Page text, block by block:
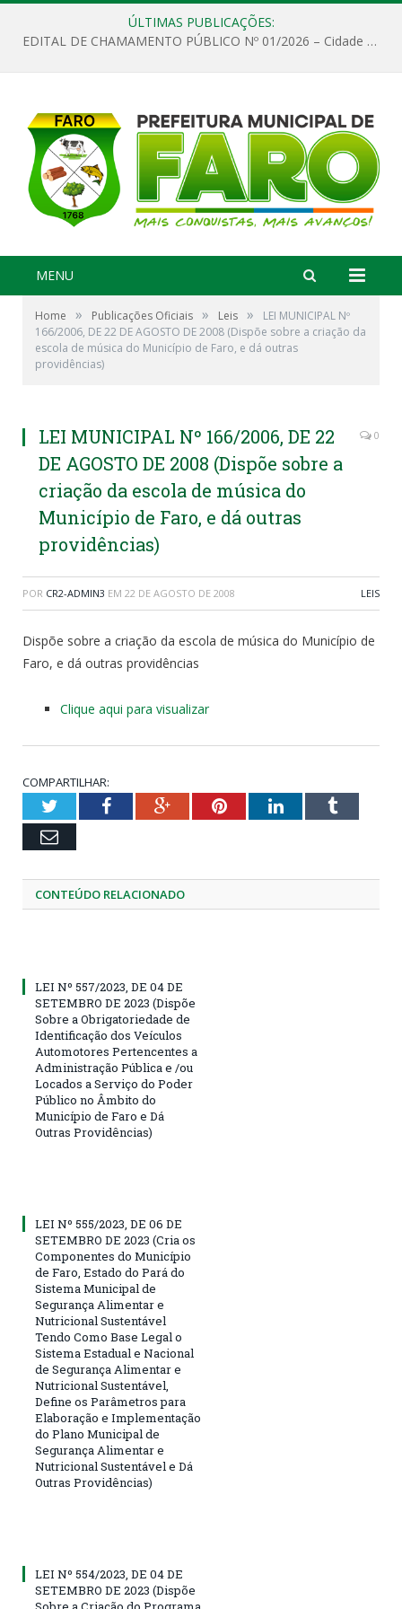
ÚLTIMAS PUBLICAÇÕES:
EDITAL DE CHAMAMENTO PÚBLICO Nº 01/2026 – Cidade de Faro
MENU
Home » Publicações Oficiais » Leis »
LEI MUNICIPAL Nº
166/2006, DE 22 DE AGOSTO DE 2008 (Dispõe sobre a criação da
escola de música do Município de Faro, e dá outras
providências)
LEI MUNICIPAL Nº 166/2006, DE 22
DE AGOSTO DE 2008 (Dispõe sobre a
criação da escola de música do
Município de Faro, e dá outras
providências)
0
POR CR2-ADMIN3 EM 22 DE AGOSTO DE 2008 LEIS
Dispõe sobre a criação da escola de música do Município de
Faro, e dá outras providências
Clique aqui para visualizar
COMPARTILHAR:
TwitterFacebookGoogle+PinterestLinkedInTumblr
Email
CONTEÚDO RELACIONADO
LEI Nº 557/2023, DE 04 DE
SETEMBRO DE 2023 (Dispõe
Sobre a Obrigatoriedade de
Identificação dos Veículos
Automotores Pertencentes a
Administração Pública e /ou
Locados a Serviço do Poder
Público no Âmbito do
Município de Faro e Dá
Outras Providências)
LEI Nº 555/2023, DE 06 DE
SETEMBRO DE 2023 (Cria os
Componentes do Município
de Faro, Estado do Pará do
Sistema Municipal de
Segurança Alimentar e
Nutricional Sustentável
Tendo Como Base Legal o
Sistema Estadual e Nacional
de Segurança Alimentar e
Nutricional Sustentável,
Define os Parâmetros para
Elaboração e Implementação
do Plano Municipal de
Segurança Alimentar e
Nutricional Sustentável e Dá
Outras Providências)
LEI Nº 554/2023, DE 04 DE
SETEMBRO DE 2023 (Dispõe